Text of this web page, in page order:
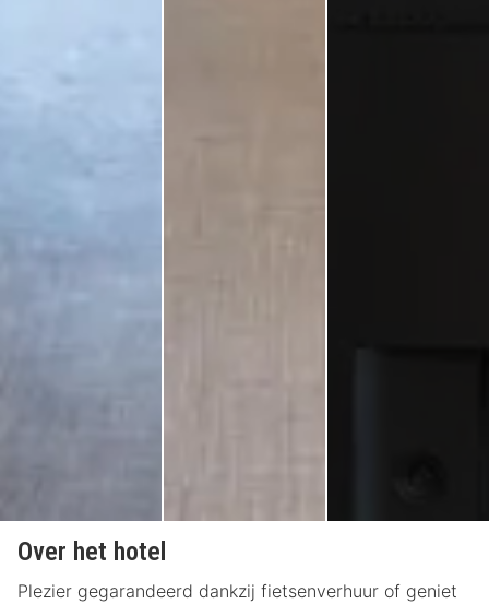
Over het hotel
Plezier gegarandeerd dankzij fietsenverhuur of geniet